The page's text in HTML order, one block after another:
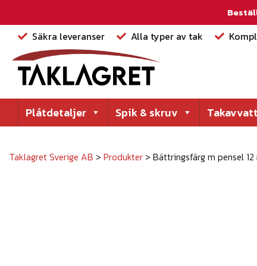
Säkra leveranser Alla typer av tak
Plåtdetaljer Spik & skruv
Taklagret Sverige AB > Produkter > Bättringsfärg m pensel 12